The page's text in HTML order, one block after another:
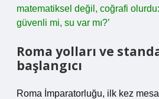
matematiksel değil, coğrafi olurdu:
güvenli mi, su var mı?’
Roma yolları ve
başlangıcı
Roma İmparatorluğu, ilk kez